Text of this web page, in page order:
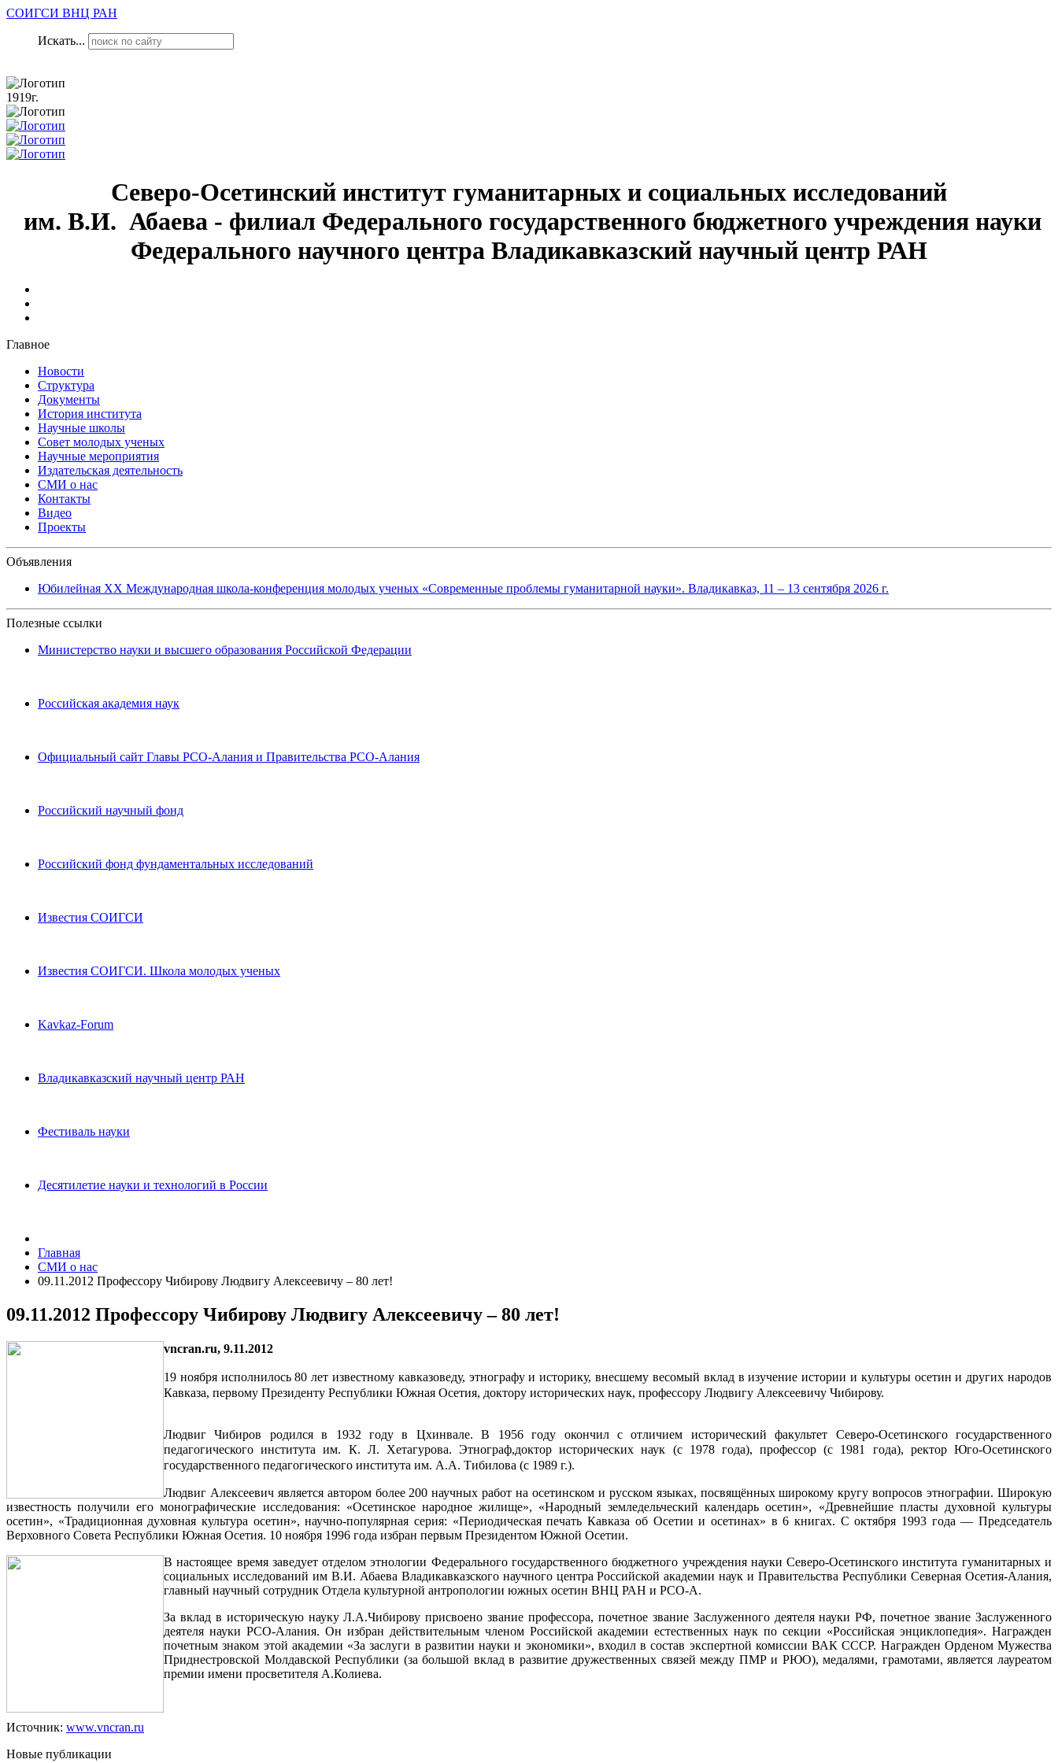
СОИГСИ ВНЦ РАН
Искать...
1919г.
Северо-Осетинский институт гуманитарных и социальных исследований
им. В.И. Абаева - филиал Федерального государственного бюджетного учреждения науки
Федерального научного центра Владикавказский научный центр РАН
Главное
Новости
Структура
Документы
История института
Научные школы
Совет молодых ученых
Научные мероприятия
Издательская деятельность
СМИ о нас
Контакты
Видео
Проекты
Объявления
Юбилейная XХ Международная школа-конференция молодых ученых «Современные проблемы гуманитарной науки». Владикавказ, 11 – 13 сентября 2026 г.
Полезные ссылки
Министерство науки и высшего образования Российской Федерации
Российская академия наук
Официальный сайт Главы РСО-Алания и Правительства РСО-Алания
Российский научный фонд
Российский фонд фундаментальных исследований
Известия СОИГСИ
Известия СОИГСИ. Школа молодых ученых
Kavkaz-Forum
Владикавказский научный центр РАН
Фестиваль науки
Десятилетие науки и технологий в России
Главная
СМИ о нас
09.11.2012 Профессору Чибирову Людвигу Алексеевичу – 80 лет!
09.11.2012 Профессору Чибирову Людвигу Алексеевичу – 80 лет!
vncran.ru, 9.11.2012
19 ноября исполнилось 80 лет известному кавказоведу, этнографу и историку, внесшему весомый вклад в изучение истории и культуры осетин и других народов
Кавказа, первому Президенту Республики Южная Осетия, доктору исторических наук, профессору Людвигу Алексеевичу Чибирову.
Людвиг Чибиров родился в 1932 году в Цхинвале. В 1956 году окончил с отличием исторический факультет Северо-Осетинского государственного
педагогического института им. К. Л. Хетагурова. Этнограф,доктор исторических наук (с 1978 года),профессор (с 1981 года), ректор Юго-Осетинского
государственного педагогического института им. А.А. Тибилова (с 1989 г.).
Людвиг Алексеевич является автором более 200 научных работ на осетинском и русском языках, посвящённых широкому кругу вопросов этнографии. Широкую
известность получили его монографические исследования: «Осетинское народное жилище», «Народный земледельческий календарь осетин», «Древнейшие пласты духовной культуры
осетин», «Традиционная духовная культура осетин», научно-популярная серия: «Периодическая печать Кавказа об Осетии и осетинах» в 6 книгах. С октября 1993 года — Председатель
Верховного Совета Республики Южная Осетия. 10 ноября 1996 года избран первым Президентом Южной Осетии.
В настоящее время заведует отделом этнологии Федерального государственного бюджетного учреждения науки Северо-Осетинского института гуманитарных и
социальных исследований им В.И. Абаева Владикавказского научного центра Российской академии наук и Правительства Республики Северная Осетия-Алания,
главный научный сотрудник Отдела культурной антропологии южных осетин ВНЦ РАН и РСО-А.
За вклад в историческую науку Л.А.Чибирову присвоено звание профессора, почетное звание Заслуженного деятеля науки РФ, почетное звание Заслуженного
деятеля науки РСО-Алания. Он избран действительным членом Российской академии естественных наук по секции «Российская энциклопедия». Награжден
почетным знаком этой академии «За заслуги в развитии науки и экономики», входил в состав экспертной комиссии ВАК СССР. Награжден Орденом Мужества
Приднестровской Молдавской Республики (за большой вклад в развитие дружественных связей между ПМР и РЮО), медалями, грамотами, является лауреатом
премии имени просветителя А.Колиева.
Источник: www.vncran.ru
Новые публикации